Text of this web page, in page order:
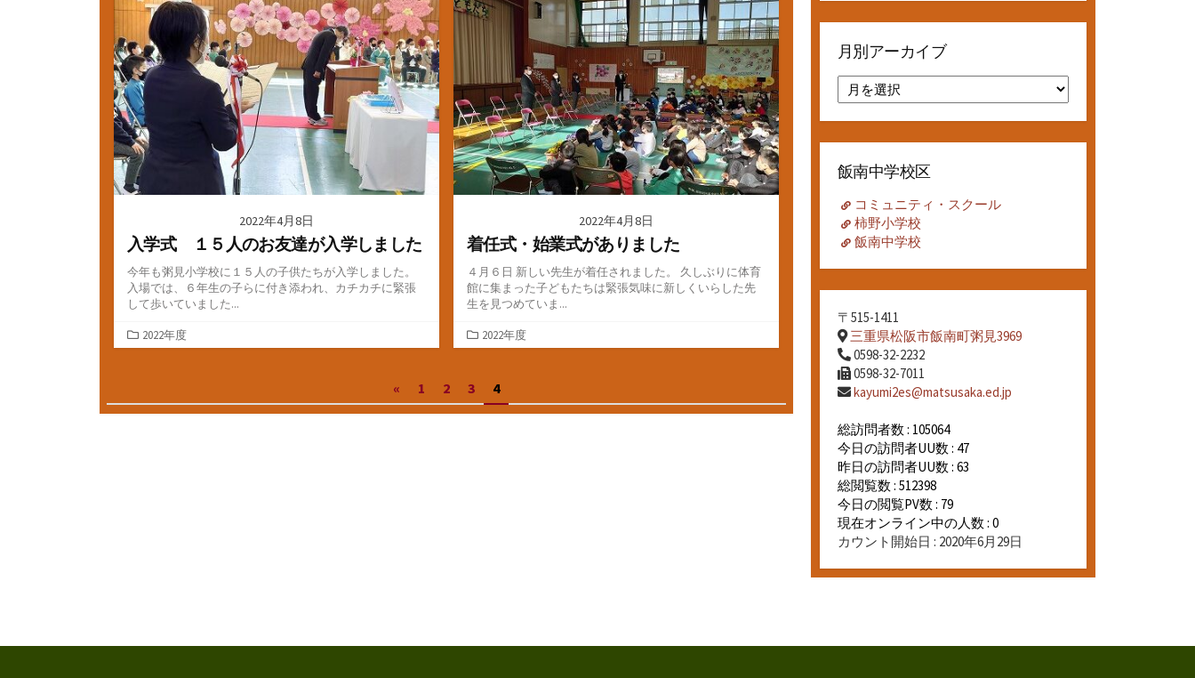
リ
ー
リ
ー
2022年4月8日
入学式 １５人のお友達が入学しました
今年も粥見小学校に１５人の子供たちが入学しました。
入場では、６年生の子らに付き添われ、カチカチに緊張
して歩いていました...
カ
テ
ー
2022年度
2022年4月8日
着任式・始業式がありました
４月６日 新しい先生が着任されました。 久しぶりに体育
館に集まった子どもたちは緊張気味に新しくいらした先
生を見つめていま...
カ
テ
ー
2022年度
稿
« 1 2 3 4
月別アーカイブ
別
ア
ー
イ
飯南中学校区
コミュニティ・スクール
柿野小学校
飯南中学校
〒515-1411
三重県松阪市飯南町粥見3969
0598-32-2232
0598-32-7011
kayumi2es@matsusaka.ed.jp
総訪問者数 : 105064
今日の訪問者UU数 : 47
昨日の訪問者UU数 : 63
総閲覧数 : 512398
今日の閲覧PV数 : 79
現在オンライン中の人数 : 0
カウント開始日 : 2020年6月29日